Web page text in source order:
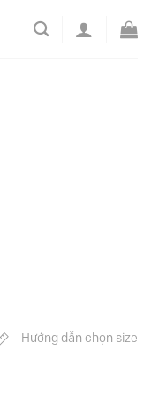
Hướng dẫn chọn size